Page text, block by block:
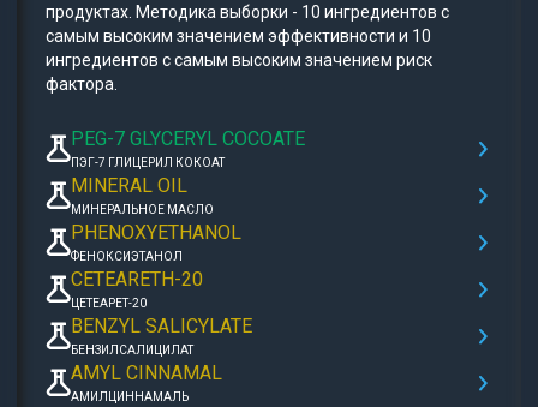
продуктах. Методика выборки - 10 ингредиентов с
самым высоким значением эффективности и 10
ингредиентов с самым высоким значением риск
фактора.
PEG-7 GLYCERYL COCOATE
ПЭГ-7 ГЛИЦЕРИЛ КОКОАТ
MINERAL OIL
МИНЕРАЛЬНОЕ МАСЛО
PHENOXYETHANOL
ФЕНОКСИЭТАНОЛ
CETEARETH-20
ЦЕТЕАРЕТ-20
BENZYL SALICYLATE
БЕНЗИЛСАЛИЦИЛАТ
AMYL CINNAMAL
АМИЛЦИННАМАЛЬ